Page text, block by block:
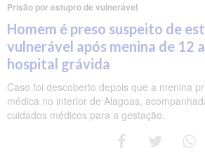
Prisão por estupro de vulnerável
Homem é preso suspeito de
vulnerável após menina de 12
hospital grávida
Caso foi descoberto depois que a menina
médica no interior de Alagoas,
cuidados médicos para a gestação.